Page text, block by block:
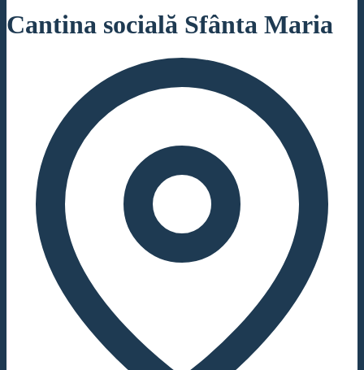
Cantina socială Sfânta Maria